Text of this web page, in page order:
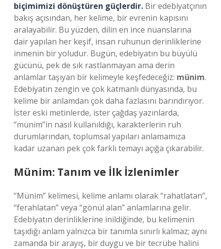
biçimimizi dönüştüren güçlerdir. Bir edebiyatçının
bakış açısından, her kelime, bir evrenin kapısını
aralayabilir. Bu yüzden, dilin en ince nüanslarına
dair yapılan her keşif, insan ruhunun derinliklerine
inmenin bir yoludur. Bugün, edebiyatın bu büyülü
gücünü, pek de sık rastlanmayan ama derin
anlamlar taşıyan bir kelimeyle keşfedeceğiz: münim.
Edebiyatın zengin ve çok katmanlı dünyasında, bu
kelime bir anlamdan çok daha fazlasını barındırıyor.
İster eski metinlerde, ister çağdaş yazınlarda,
“münim”in nasıl kullanıldığı, karakterlerin ruh
durumlarından, toplumsal yapıları anlamamıza
kadar uzanan pek çok farklı temayı açığa çıkarabilir.
Münim: Tanım ve İlk İzlenimler
“Münim” kelimesi, kelime anlamı olarak “rahatlatan”,
“ferahlatan” veya “gönül alan” anlamlarına gelir.
Edebiyatın derinliklerine inildiğinde, bu kelimenin
taşıdığı anlam yalnızca bir tanımla sınırlı kalmaz; aynı
zamanda bir arayış, bir duygu ve bir tecrübe halini